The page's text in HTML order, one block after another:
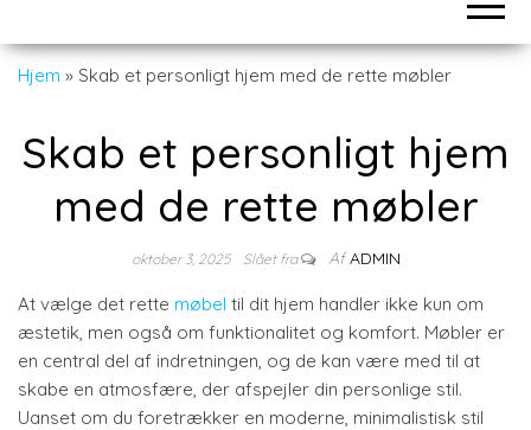
Hjem » Skab et personligt hjem med de rette møbler
Skab et personligt hjem
med de rette møbler
oktober 3, 2025 Slået fra Af ADMIN
At vælge det rette møbel til dit hjem handler ikke kun om
æstetik, men også om funktionalitet og komfort. Møbler er
en central del af indretningen, og de kan være med til at
skabe en atmosfære, der afspejler din personlige stil.
Uanset om du foretrækker en moderne, minimalistisk stil